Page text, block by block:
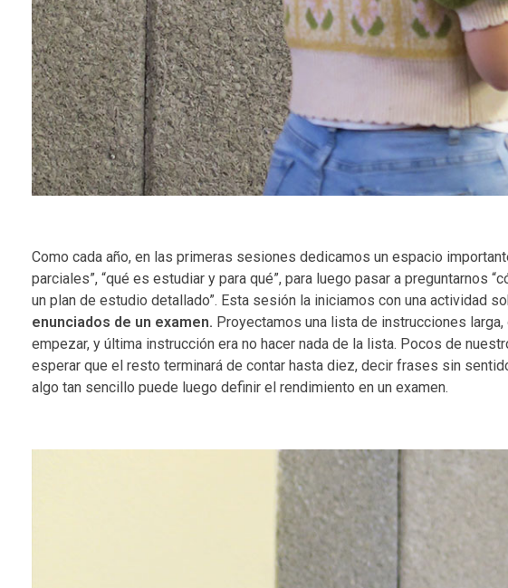
Como cada año, en las primeras sesiones dedicamos un espacio
parciales”, “qué es estudiar y para qué”, para luego pasar a preguntarnos
un plan de estudio detallado”. Esta sesión la iniciamos con una actividad
enunciados de un examen. Proyectamos una lista de instrucciones
empezar, y última instrucción era no hacer nada de la lista. Pocos de
esperar que el resto terminará de contar hasta diez, decir frases sin
algo tan sencillo puede luego definir el rendimiento en un examen.